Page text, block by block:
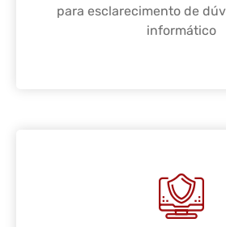
para esclarecimento de
informático